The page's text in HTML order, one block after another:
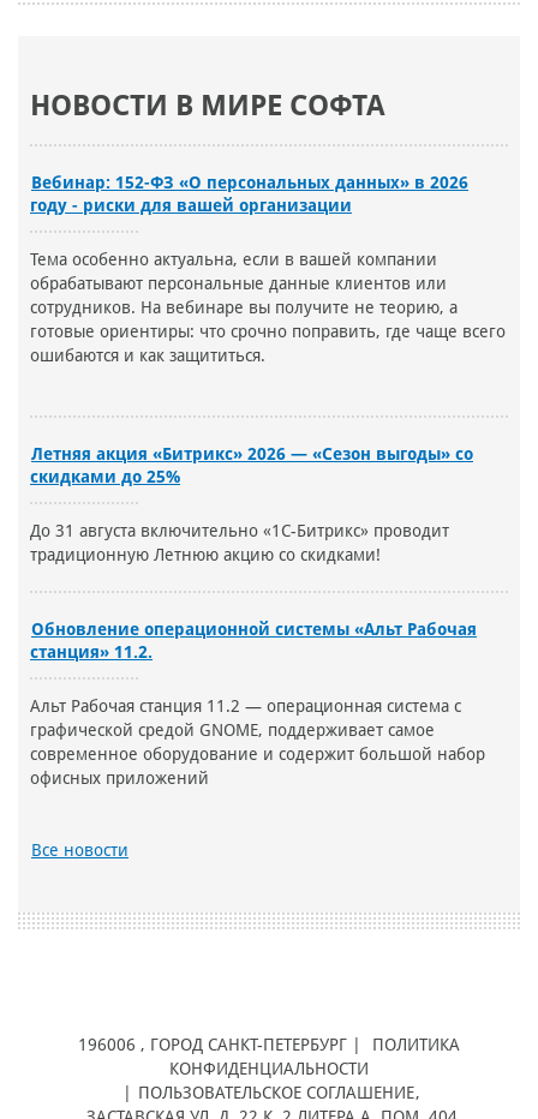
НОВОСТИ В МИРЕ СОФТА
Вебинар: 152-ФЗ «О персональных данных» в 2026
году - риски для вашей организации
Тема особенно актуальна, если в вашей компании
обрабатывают персональные данные клиентов или
сотрудников. На вебинаре вы получите не теорию, а
готовые ориентиры: что срочно поправить, где чаще всего
ошибаются и как защититься.
Летняя акция «Битрикс» 2026 — «Сезон выгоды» со
скидками до 25%
До 31 августа включительно «1С-Битрикс» проводит
традиционную Летнюю акцию со скидками!
Обновление операционной системы «Альт Рабочая
станция» 11.2.
Альт Рабочая станция 11.2 — операционная система с
графической средой GNOME, поддерживает самое
современное оборудование и содержит большой набор
офисных приложений
Все новости
196006 , ГОРОД САНКТ-ПЕТЕРБУРГ |
ПОЛИТИКА
КОНФИДЕНЦИАЛЬНОСТИ
ПОЛЬЗОВАТЕЛЬСКОЕ СОГЛАШЕНИЕ,